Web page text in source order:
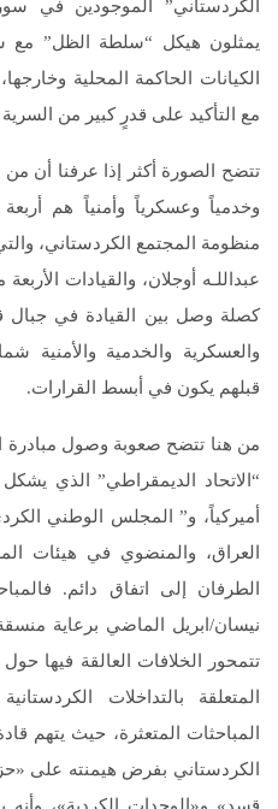
الكردستاني” الموجودين في
يمثلون هيكل “سلطة الظل” مع
الكيانات الحاكمة المحلية
مع التأكيد على قدرٍ كبير من
تتضح الصورة أكثر إذا عرفنا أن
وخدمياً وعسكرياً وأمنياً هم
منظومة المجتمع الكردستاني،
عبداللـه أوجلان، والقيادات
كصلة وصل بين القيادة في جبال
والعسكرية والخدمية
قبلهم يكون في أبسط القرارات.
من هنا تتضح صعوبة وصول مبادرة
“الاتحاد الديمقراطي” الذي يشكل
أميركياً، و” المجلس الوطني
العراق، والمنضوي في هيئات
الطرفان إلى اتفاق دائم.
نيسان/ابريل الماضي برعاية
تتمحور الخلافات العالقة فيها
المتعلقة بالتداخلات
المباحثات المتعثرة، حيث يتهم
الكردستاني بفرض هيمنته على
قسد» و«الوحدات الكردية»،